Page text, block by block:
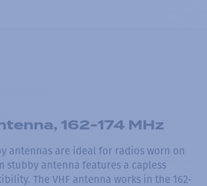
162-174 MHz
antennas are ideal for radios worn on
stubby antenna features a capless
The VHF antenna works in the 162-